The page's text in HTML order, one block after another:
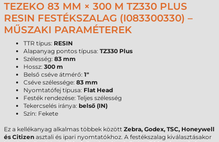
TEZEKO 83 MM × 300 M TZ330 PLUS
RESIN FESTÉKSZALAG (I083300330) –
MŰSZAKI PARAMÉTEREK
TTR típus: RESIN
Alapanyag pontos típusa: TZ330 Plus
Szélesség: 83 mm
Hossz: 300 m
Belső cséve átmérő: 1"
Cséve szélessége: 83 mm
Nyomtatófej típusa: Flat Head
Festék rendezése: Teljes szélesség
Tekercselés iránya: belső (IN)
Szín: Fekete
Ez a kellékanyag alkalmas többek között Zebra, Godex, TSC, Honeywell
és Citizen asztali és ipari nyomtatókhoz. A festékszalag kiválasztásakor